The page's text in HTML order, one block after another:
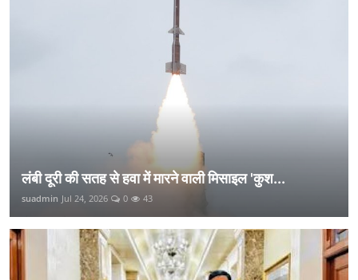
लंबी दूरी की सतह से हवा में मारने वाली मिसाइल 'कुश...
suadmin Jul 24, 2026 0 43